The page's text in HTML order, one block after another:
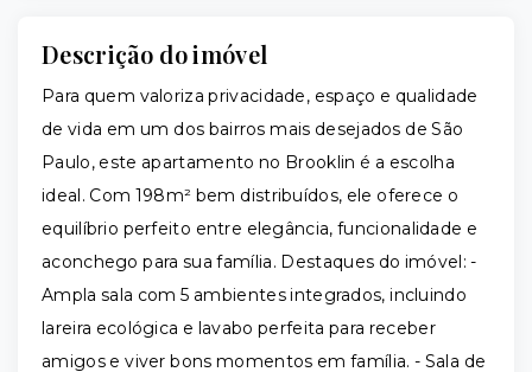
Descrição do imóvel
Para quem valoriza privacidade, espaço e qualidade
de vida em um dos bairros mais desejados de São
Paulo, este apartamento no Brooklin é a escolha
ideal. Com 198m² bem distribuídos, ele oferece o
equilíbrio perfeito entre elegância, funcionalidade e
aconchego para sua família. Destaques do imóvel: -
Ampla sala com 5 ambientes integrados, incluindo
lareira ecológica e lavabo perfeita para receber
amigos e viver bons momentos em família. - Sala de